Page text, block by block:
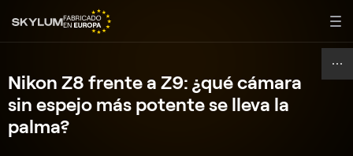
Nikon Z8 frente a Z9: ¿qué cámara
sin espejo más potente se lleva la
palma?